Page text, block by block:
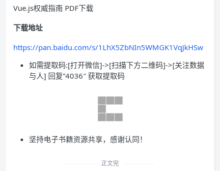
Vue.js权威指南 PDF下载
下载地址
https://pan.baidu.com/s/1LhX5ZbNIn5WMGK1VqJkHSw
如需提取码:[打开微信]->[扫描下方二维码]->[关注数据
与人] 回复”4036″ 获取提取码
坚持电子书籍资源共享，感谢认同！
正文完